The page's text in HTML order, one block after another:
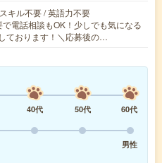
キル不要 / 英語力不要
電話相談もOK！少しでも気になる
ております！＼応募後の…
40代 50代
60代
男性